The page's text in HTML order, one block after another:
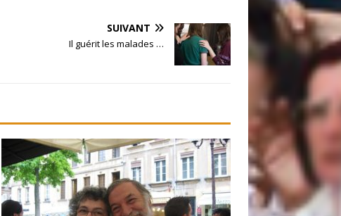
SUIVANT
Il guérit les malades …